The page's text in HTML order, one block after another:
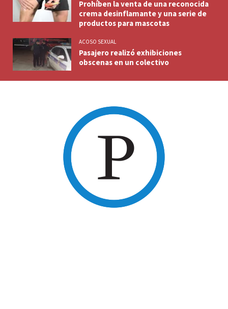
Prohíben la venta de una reconocida
crema desinflamante y una serie de
productos para mascotas
ACOSO SEXUAL
Pasajero realizó exhibiciones
obscenas en un colectivo